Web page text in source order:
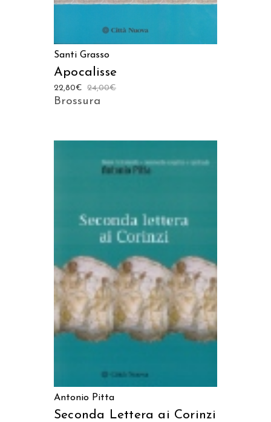
Santi Grasso
Apocalisse
24,00€
22,80€
Brossura
AGGIUNGI AL CARRELLO
Antonio Pitta
Seconda Lettera ai Corinzi